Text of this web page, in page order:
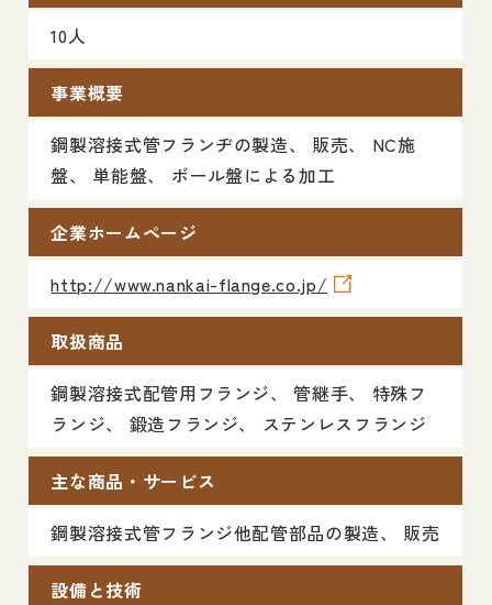
10人
事業概要
鋼製溶接式管フランヂの製造、 販売、 NC施
盤、 単能盤、 ボール盤による加工
企業ホームページ
http://www.nankai-flange.co.jp/
取扱商品
鋼製溶接式配管用フランジ、 管継手、 特殊フ
ランジ、 鍛造フランジ、 ステンレスフランジ
主な商品・サービス
鋼製溶接式管フランジ他配管部品の製造、 販売
設備と技術